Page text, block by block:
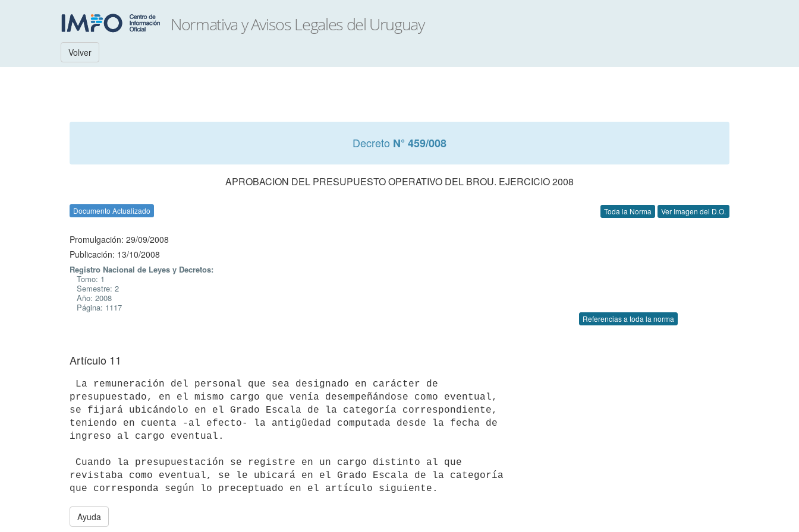
Volver
Decreto N° 459/008
APROBACION DEL PRESUPUESTO OPERATIVO DEL BROU. EJERCICIO 2008
Documento Actualizado Toda la Norma Ver Imagen del D.O.
Promulgación: 29/09/2008
Publicación: 13/10/2008
Registro Nacional de Leyes y Decretos:
Tomo: 1
Semestre: 2
Año: 2008
Página: 1117
Referencias a toda la norma
Artículo 11
presupuestado, en el mismo cargo que venía desempeñándose como eventual,
se fijará ubicándolo en el Grado Escala de la categoría correspondiente,
teniendo en cuenta -al efecto- la antigüedad computada desde la fecha de
ingreso al cargo eventual.
revistaba como eventual, se le ubicará en el Grado Escala de la categoría
Ayuda